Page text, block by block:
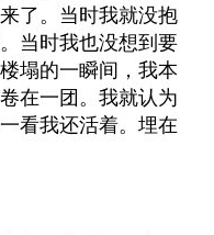
了。当时我就没抱
当时我也没想到要
塌的一瞬间，我本
在一团。我就认为
看我还活着。埋在